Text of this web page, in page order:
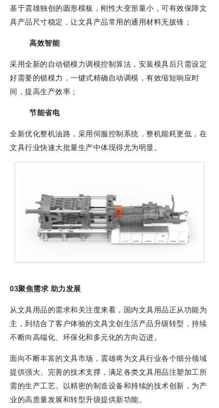
基于震雄独创的圆形模板，刚性大变形量小，可有效保障文
具产品尺寸稳定，让文具产品常用的通用材料无披锋；
高效智能
采用全新的自动锁模力调模控制算法，安装模具后只需设定
好需要的锁模力，一键式精确自动调模，有效缩短响应时
间，提高生产效率；
节能省电
全新优化整机油路，采用伺服控制系统，整机能耗更低，在
文具行业快速大批量生产中体现得尤为明显。
03聚焦需求 助力发展
从文具用品的需求和关注度来看，国内文具用品正从功能为
主，到结合了客户体验的文具文创生活产品升级转型，持续
不断向高端化、环保化和多元化的方向迈进。
面向不断丰富的文具市场，震雄将为文具行业各个细分领域
提供强大、完善的技术支撑，满足各类文具用品注塑加工所
需的生产工艺。以精密的制造设备和持续的技术创新，为产
业的高质量发展和转型升级提供新功能。